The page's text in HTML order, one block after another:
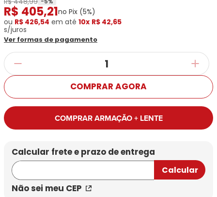
Ban
Todas
as
Marcas
Marcas
Exclusivas
Dii
DNZ
Todas
Miu
Polaroid
Vogue
Todas
as
Marcas
Marcas
Collection
Totas
Bulget
Todas
as
Marcas
Marcas
Exclusivas
Dii
Hit
Unissex
Marcas
Exclusivas
Dii
Collection
DNZ
Hit
R$ 405,21no Pix (5%)
ou R$ 426,54 em até 10x R$ 42,65
s/juros
Ver formas de pagamento
COMPRAR AGORA
COMPRAR ARMAÇÃO + LENTE
Não sei meu CEP